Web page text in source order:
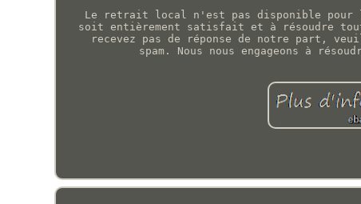
Le retrait local n'est pas disponible pour le
soit entièrement satisfait et à résoudre tout
recevez pas de réponse de notre part,
spam. Nous nous engageons à